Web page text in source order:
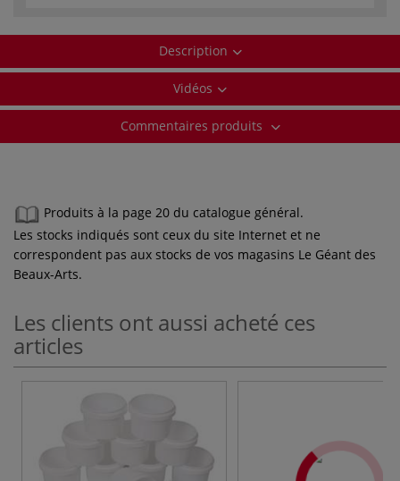
Description
Vidéos
Commentaires produits
Produits à la page 20 du catalogue général.
Les stocks indiqués sont ceux du site Internet et ne
correspondent pas aux stocks de vos magasins Le Géant des
Beaux-Arts.
Les clients ont aussi acheté ces
articles